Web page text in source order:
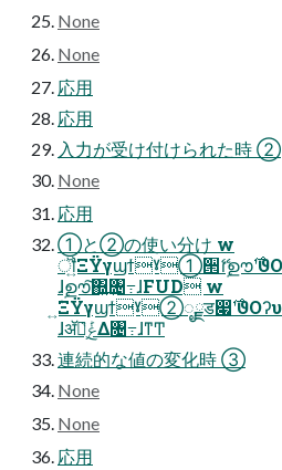
None
None
応用
応用
入力が受け付けられた時 ②
None
応用
①と②の使い分け w
ॏ͍ΞΫγϣϯˠ①੒ޭɾࣦഊ࣌ʹϑΟʔυόοΫ w ॏཁ౓͕ߴ͍৔߹
ɺࣦഊ͠΍͍͢৔߹ɺFUD w
͍ܰΞΫγϣϯˠ②ೖྗड෇࣌ʹϑΟʔυόοΫ w ස౓͕ߴ͍৔߹
ɺॲཧ͕ܰ͘ݟ͑Δ৔߹ɺͳͲ
連続的な値の変化時 ③
None
None
応用